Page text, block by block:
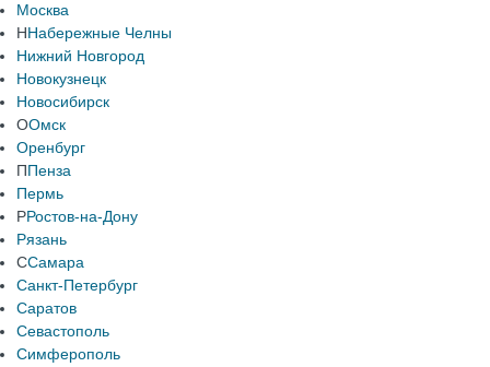
Москва
ННабережные Челны
Нижний Новгород
Новокузнецк
Новосибирск
ООмск
Оренбург
ППенза
Пермь
РРостов-на-Дону
Рязань
ССамара
Санкт-Петербург
Саратов
Севастополь
Симферополь